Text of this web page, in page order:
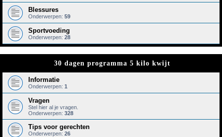
Blessures
Onderwerpen: 59
Sportvoeding
Onderwerpen: 28
30 dagen programma 5 kilo kwijt
Informatie
Onderwerpen: 1
Vragen
Stel hier al je vragen.
Onderwerpen: 328
Tips voor gerechten
Onderwerpen: 26